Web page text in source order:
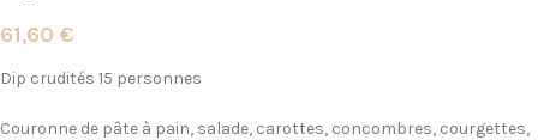
61,60 €
Dip crudités 15 personnes
Couronne de pâte à pain, salade, carottes, concombres, courgettes,